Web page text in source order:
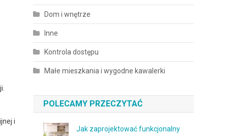
i
Dom i wnętrze
Inne
Kontrola dostępu
Małe mieszkania i wygodne kawalerki
POLECAMY PRZECZYTAĆ
Jak zaprojektować funkcjonalny